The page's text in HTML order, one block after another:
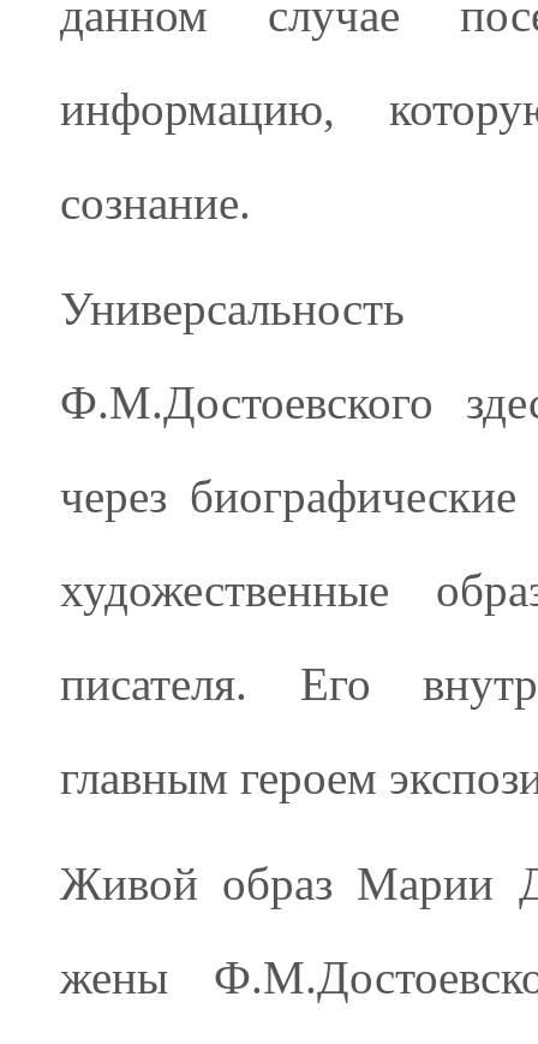
данном случае
информацию,
сознание.
Ф.М.Достоевского
через
художественные
писателя. Его
главным героем
Живой образ Марии
жены